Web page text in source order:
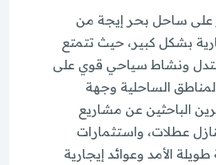
على ساحل بحر إيجة من
بشكل كبير، حيث تتمتع
ونشاط سياحي قوي على
الساحلية وجهة
الباحثين عن مشاريع
عطلات، واستثمارات
الأمد وعوائد إيجارية